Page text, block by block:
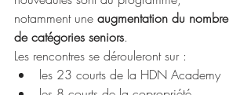
notamment une augmentation du nombre
de catégories seniors.
Les rencontres se dérouleront sur :
les 23 courts de la HDN Academy